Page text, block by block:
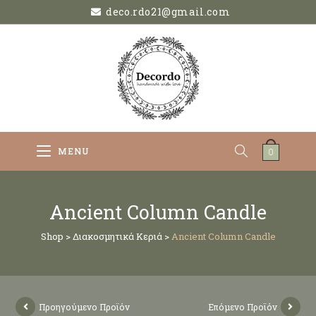
deco.rdo21@gmail.com
0
MENU
Ancient Column Candle
Shop >Διακοσμητικά Κεριά>Ancient Column Candle
Προηγούμενο Προϊόν Επόμενο Προϊόν